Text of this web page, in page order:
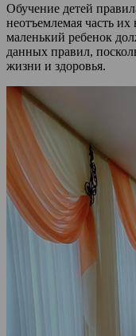
Обучение детей
неотъемлемая часть
маленький ребенок
данных правил,
жизни и здоровья.